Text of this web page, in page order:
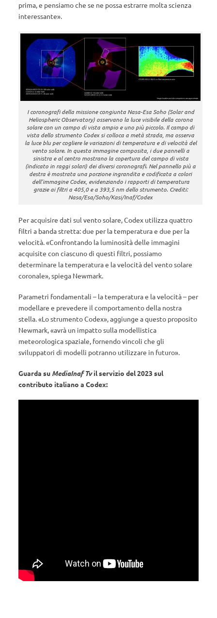
prima, e pensiamo che se ne possa estrarre molta scienza
interessante».
I coronografi della missione congiunta Nasa-Esa Soho (Solar and
Heliospheric Observatory) osservano la luce visibile della corona
solare con un campo di vista ampio e uno più piccolo. Il campo di
vista dello strumento Codex si colloca a metà strada, ma osserva
la luce blu per cogliere le variazioni di temperatura e di velocità del
vento solare. In questa immagine composita, i due pannelli a
sinistra e al centro mostrano la copertura del campo di vista
(indicato in raggi solari) dei diversi coronografi. Nel pannello più a
destra è mostrata una porzione ingrandita e codificata a colori
dell’immagine Codex, evidenziando i rapporti di temperatura
grazie ai filtri a 405,0 e a 393,5 nm dello strumento. Crediti:
Nasa/Esa/Soho/Kasi/Inaf/Codex
Per acquisire dati sul vento solare, Codex utilizza quattro
filtri a banda stretta: due per la temperatura e due per la
velocità. «Confrontando la luminosità delle immagini
acquisite con ciascuno di questi filtri, possiamo
determinare la temperatura e la velocità del vento solare
coronale», spiega Newmark.
Parametri fondamentali – la temperatura e la velocità – per
modellare e prevedere il comportamento della nostra
stella. «Lo strumento Codex», aggiunge a questo proposito
Newmark, «avrà un impatto sulla modellistica
meteorologica spaziale, fornendo vincoli che gli
sviluppatori di modelli potranno utilizzare in futuro».
Guarda su MediaInaf Tvil servizio del 2023 sul
contributo italiano a Codex: